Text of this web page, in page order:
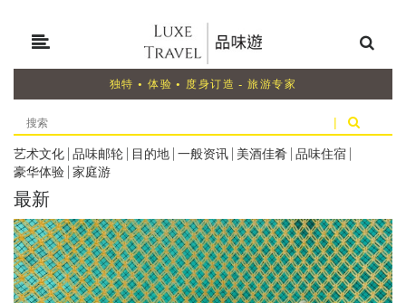
独特 • 体验 • 度身订造 - 旅游专家
|
艺术文化 | 品味邮轮 | 目的地 | 一般资讯 | 美酒佳肴 | 品味住宿 |
豪华体验 | 家庭游
最新